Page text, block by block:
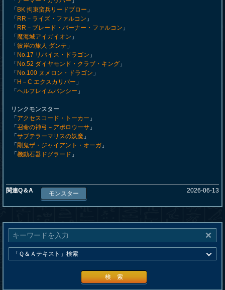
「 BK 拘束蛮兵リードブロー 」
「 RR－ライズ・ファルコン 」
「 RR－ブレード・バーナー・ファルコン 」
「 魔海城アイガイオン 」
「 彼岸の旅人 ダンテ 」
「 No.17 リバイス・ドラゴン 」
「 No.52 ダイヤモンド・クラブ・キング 」
「 No.100 ヌメロン・ドラゴン 」
「 H－C エクスカリバー 」
「 ヘルフレイムバンシー 」
リンクモンスター
「 アクセスコード・トーカー 」
「 召命の神弓－アポロウーサ 」
「 サブテラーマリスの妖魔 」
「 剛鬼ザ・ジャイアント・オーガ 」
「 機動石器ドグラード 」
関連Q＆A モンスター 2026-06-13
検 索